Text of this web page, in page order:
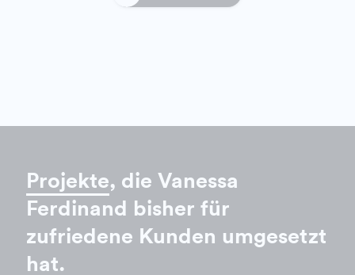
Projekte, die Vanessa
Ferdinand bisher für
zufriedene Kunden umgesetzt
hat.